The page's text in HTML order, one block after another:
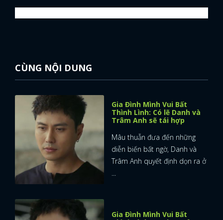
CÙNG NỘI DUNG
Gia Đình Mình Vui Bất
Thình Lình: Có lẽ Danh và
Trâm Anh sẽ tái hợp
Mâu thuẫn đưa đến những
diễn biến bất ngờ, Danh và
Trâm Anh quyết định dọn ra ở
Gia Đình Mình Vui Bất